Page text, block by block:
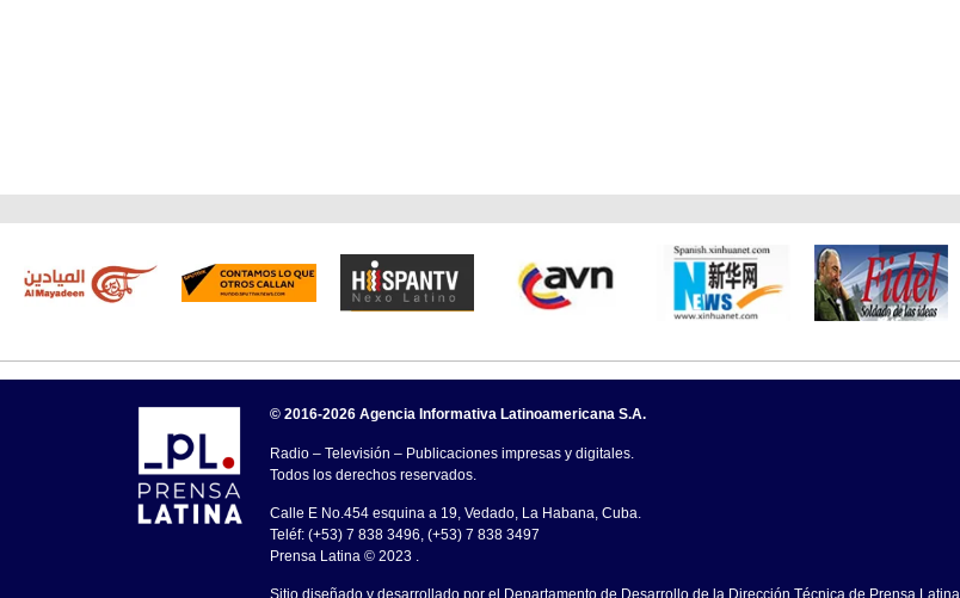
© 2016-2026 Agencia Informativa Latinoamericana S.A.
Radio – Televisión – Publicaciones impresas y digitales.
Todos los derechos reservados.
Calle E No.454 esquina a 19, Vedado, La Habana, Cuba.
Teléf: (+53) 7 838 3496, (+53) 7 838 3497
Prensa Latina © 2023 .